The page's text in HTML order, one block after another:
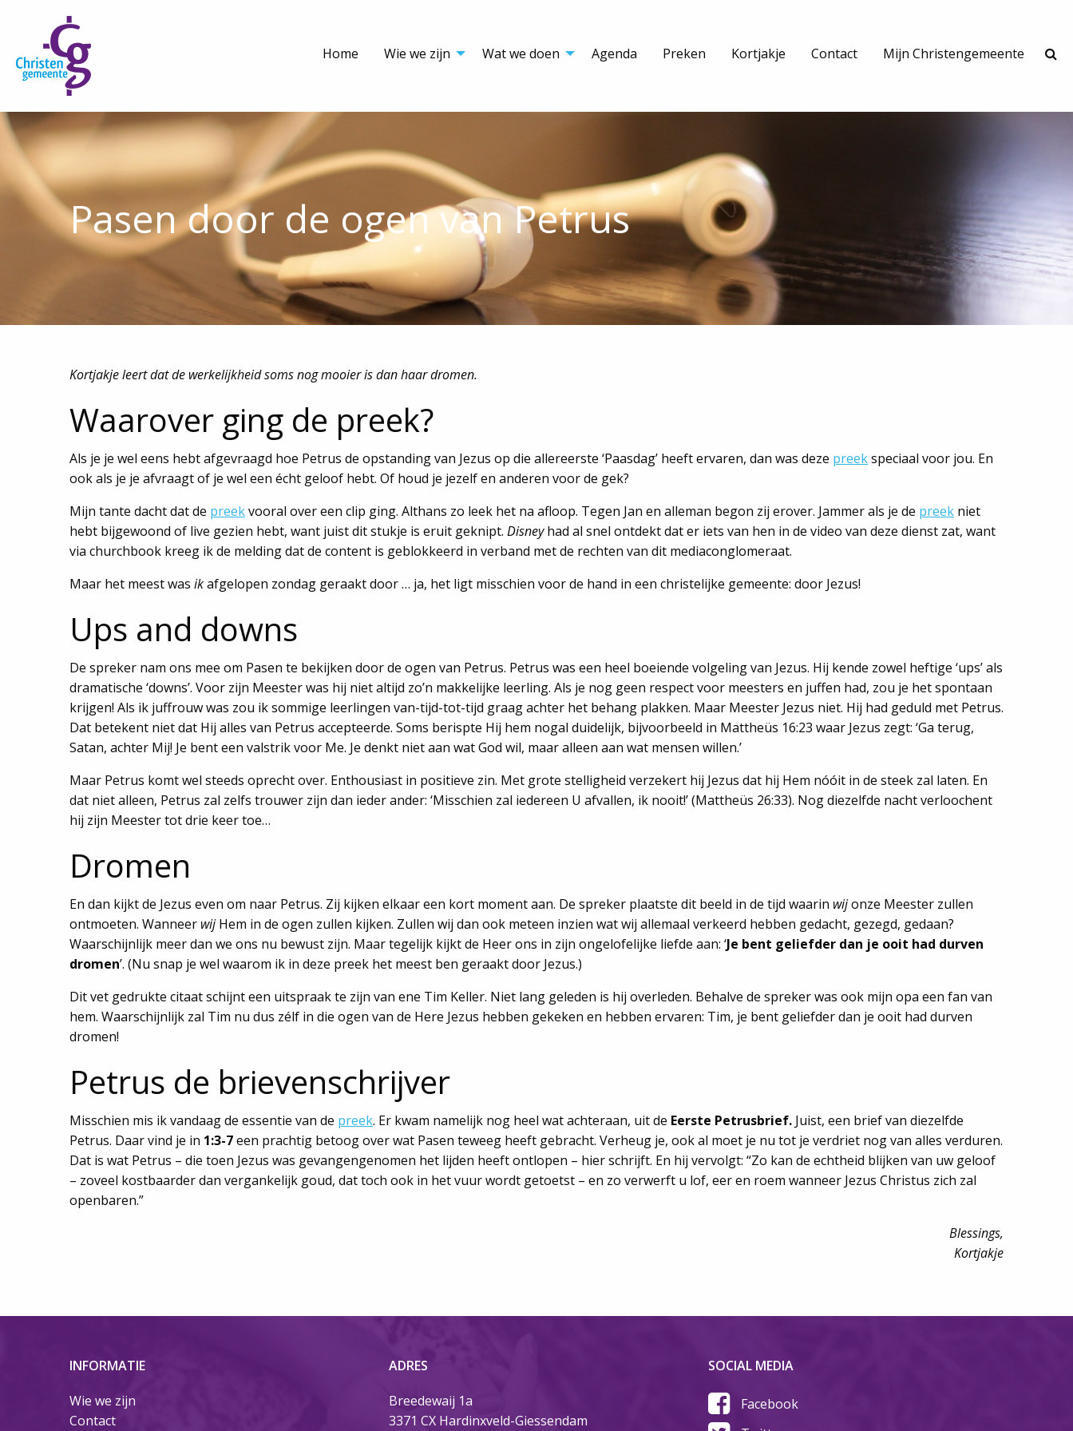
Home Wie we zijn Wat we doen Agenda Preken Kortjakje Contact Mijn Christengemeente
Pasen door de ogen van Petrus
Kortjakje leert dat de werkelijkheid soms nog mooier is dan haar dromen.
Waarover ging de preek?
Als je je wel eens hebt afgevraagd hoe Petrus de opstanding van Jezus op die allereerste ‘Paasdag’ heeft ervaren, dan was deze preekspeciaal voor jou. En
ook als je je afvraagt of je wel een écht geloof hebt. Of houd je jezelf en anderen voor de gek?
Mijn tante dacht dat de preekvooral over een clip ging. Althans zo leek het na afloop. Tegen Jan en alleman begon zij erover. Jammer als je de preek niet
hebt bijgewoond of live gezien hebt, want juist dit stukje is eruit geknipt. Disneyhad al snel ontdekt dat er iets van hen in de video van deze dienst zat, want
via churchbook kreeg ik de melding dat de content is geblokkeerd in verband met de rechten van dit mediaconglomeraat.
Maar het meest was ikafgelopen zondag geraakt door … ja, het ligt misschien voor de hand in een christelijke gemeente: door Jezus!
Ups and downs
De spreker nam ons mee om Pasen te bekijken door de ogen van Petrus. Petrus was een heel boeiende volgeling van Jezus. Hij kende zowel heftige ‘ups’ als
dramatische ‘downs’. Voor zijn Meester was hij niet altijd zo’n makkelijke leerling. Als je nog geen respect voor meesters en juffen had, zou je het spontaan
krijgen! Als ik juffrouw was zou ik sommige leerlingen van-tijd-tot-tijd graag achter het behang plakken. Maar Meester Jezus niet. Hij had geduld met Petrus.
Dat betekent niet dat Hij alles van Petrus accepteerde. Soms berispte Hij hem nogal duidelijk, bijvoorbeeld in Mattheüs 16:23 waar Jezus zegt: ‘Ga terug,
Satan, achter Mij! Je bent een valstrik voor Me. Je denkt niet aan wat God wil, maar alleen aan wat mensen willen.’
Maar Petrus komt wel steeds oprecht over. Enthousiast in positieve zin. Met grote stelligheid verzekert hij Jezus dat hij Hem nóóit in de steek zal laten. En
dat niet alleen, Petrus zal zelfs trouwer zijn dan ieder ander: ‘Misschien zal iedereen U afvallen, ik nooit!’ (Mattheüs 26:33). Nog diezelfde nacht verloochent
hij zijn Meester tot drie keer toe…
Dromen
En dan kijkt de Jezus even om naar Petrus. Zij kijken elkaar een kort moment aan. De spreker plaatste dit beeld in de tijd waarin wijonze Meester zullen
ontmoeten. Wanneer wijHem in de ogen zullen kijken. Zullen wij dan ook meteen inzien wat wij allemaal verkeerd hebben gedacht, gezegd, gedaan?
Waarschijnlijk meer dan we ons nu bewust zijn. Maar tegelijk kijkt de Heer ons in zijn ongelofelijke liefde aan: ‘Je bent geliefder dan je ooit had durven
dromen’. (Nu snap je wel waarom ik in deze preek het meest ben geraakt door Jezus.)
Dit vet gedrukte citaat schijnt een uitspraak te zijn van ene Tim Keller. Niet lang geleden is hij overleden. Behalve de spreker was ook mijn opa een fan van
hem. Waarschijnlijk zal Tim nu dus zélf in die ogen van de Here Jezus hebben gekeken en hebben ervaren: Tim, je bent geliefder dan je ooit had durven
dromen!
Petrus de brievenschrijver
Misschien mis ik vandaag de essentie van de preek. Er kwam namelijk nog heel wat achteraan, uit de Eerste Petrusbrief. Juist, een brief van diezelfde
Petrus. Daar vind je in 1:3-7een prachtig betoog over wat Pasen teweeg heeft gebracht. Verheug je, ook al moet je nu tot je verdriet nog van alles verduren.
Dat is wat Petrus – die toen Jezus was gevangengenomen het lijden heeft ontlopen – hier schrijft. En hij vervolgt: “Zo kan de echtheid blijken van uw geloof
– zoveel kostbaarder dan vergankelijk goud, dat toch ook in het vuur wordt getoetst – en zo verwerft u lof, eer en roem wanneer Jezus Christus zich zal
openbaren.”
Blessings,
Kortjakje
INFORMATIE
Wie we zijn
Contact
ADRES
Breedewaij 1a
3371 CX Hardinxveld-Giessendam
SOCIAL MEDIA
Facebook